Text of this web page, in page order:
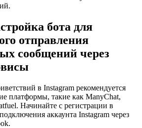
бота для
отправления
сообщений через
в Instagram рекомендуется
платформы, такие как ManyChat,
Начинайте с регистрации в
аккаунта Instagram через